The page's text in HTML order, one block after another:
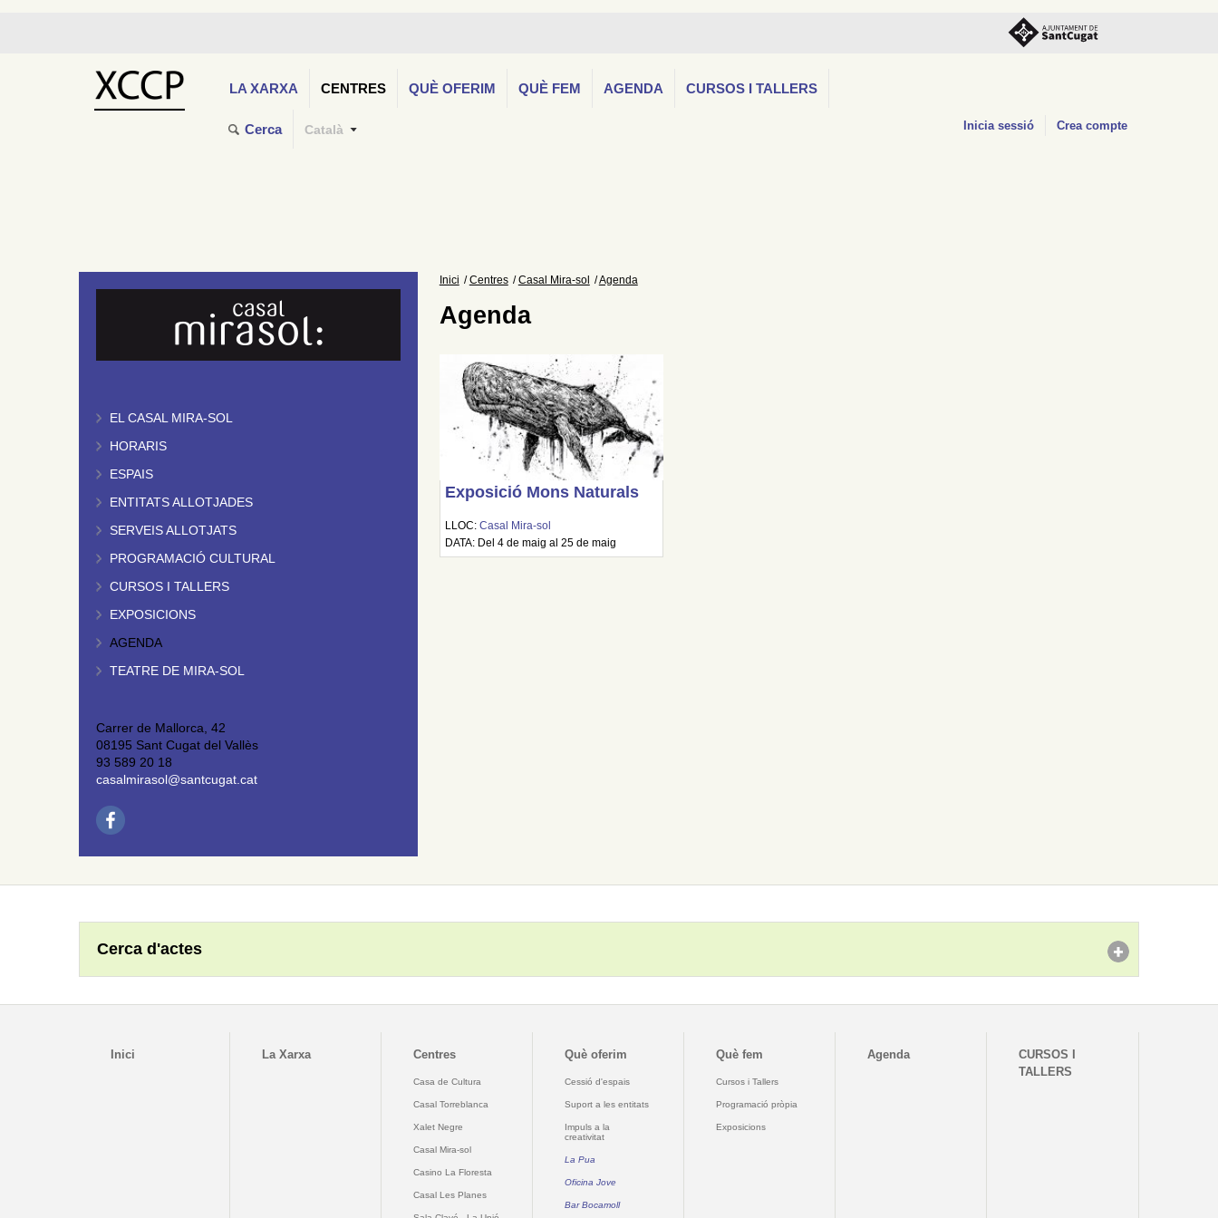
LA XARXA CENTRES QUÈ OFERIM QUÈ FEM AGENDA CURSOS I TALLERS
Cerca Català Inicia sessió Crea compte
EL CASAL MIRA-SOL
HORARIS
ESPAIS
ENTITATS ALLOTJADES
SERVEIS ALLOTJATS
PROGRAMACIÓ CULTURAL
CURSOS I TALLERS
EXPOSICIONS
AGENDA
TEATRE DE MIRA-SOL
Carrer de Mallorca, 42
08195 Sant Cugat del Vallès
93 589 20 18
casalmirasol@santcugat.cat
Inici Centres Casal Mira-sol Agenda
Agenda
Exposició Mons Naturals
LLOC: Casal Mira-sol
DATA: Del 4 de maig al 25 de maig
Cerca d'actes
Inici La Xarxa Centres
Casa de Cultura
Casal Torreblanca
Xalet Negre
Casal Mira-sol
Casino La Floresta
Casal Les Planes
Què oferim
Cessió d'espais
Suport a les entitats
Impuls a la
creativitat
La Pua
Oficina Jove
Bar Bocamoll
Què fem
Cursos i Tallers
Programació pròpia
Exposicions
Agenda
CURSOS I
TALLERS